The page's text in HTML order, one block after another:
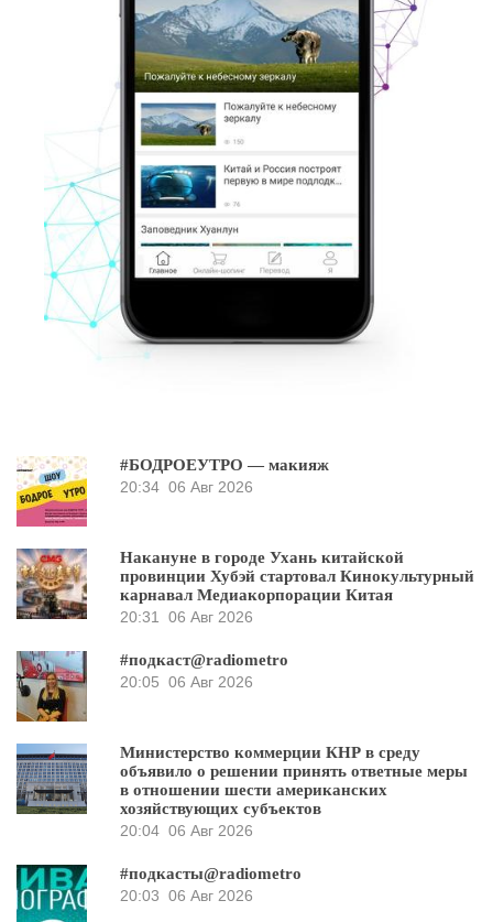
#БОДРОЕУТРО — макияж
20:34 06 Авг 2026
Накануне в городе Ухань китайской
провинции Хубэй стартовал Кинокультурный
карнавал Медиакорпорации Китая
20:31
06 Авг 2026
#подкаст@radiometro
20:05 06 Авг 2026
Министерство коммерции КНР в среду
объявило о решении принять ответные меры
в отношении шести американских
хозяйствующих субъектов
20:04 06 Авг 2026
#подкасты@radiometro
20:03 06 Авг 2026